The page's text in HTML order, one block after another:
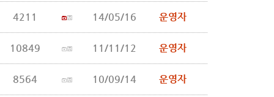
4211 14/05/16 운영자
10849 11/11/12 운영자
8564 10/09/14 운영자